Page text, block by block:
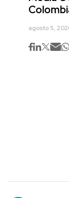
agosto 5,